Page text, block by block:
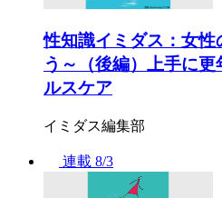
性知識イミダス：女
う～（後編）上手に
ルスケア
イミダス編集部
連載 8/3